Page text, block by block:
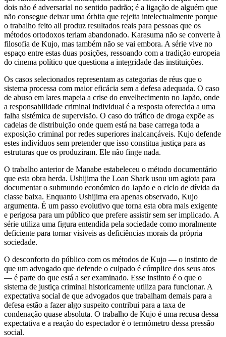
dois não é adversarial no sentido padrão; é a ligação de alguém que
não consegue deixar uma órbita que rejeita intelectualmente porque
o trabalho feito ali produz resultados reais para pessoas que os
métodos ortodoxos teriam abandonado. Karasuma não se converte à
filosofia de Kujo, mas também não se vai embora. A série vive no
espaço entre estas duas posições, ressoando com a tradição europeia
do cinema político que questiona a integridade das instituições.
Os casos selecionados representam as categorias de réus que o
sistema processa com maior eficácia sem a defesa adequada. O caso
de abuso em lares mapeia a crise do envelhecimento no Japão, onde
a responsabilidade criminal individual é a resposta oferecida a uma
falha sistémica de supervisão. O caso do tráfico de droga expõe as
cadeias de distribuição onde quem está na base carrega toda a
exposição criminal por redes superiores inalcançáveis. Kujo defende
estes indivíduos sem pretender que isso constitua justiça para as
estruturas que os produziram. Ele não finge nada.
O trabalho anterior de Manabe estabeleceu o método documentário
que esta obra herda. Ushijima the Loan Shark usou um agiota para
documentar o submundo económico do Japão e o ciclo de dívida da
classe baixa. Enquanto Ushijima era apenas observado, Kujo
argumenta. É um passo evolutivo que torna esta obra mais exigente
e perigosa para um público que prefere assistir sem ser implicado. A
série utiliza uma figura entendida pela sociedade como moralmente
deficiente para tornar visíveis as deficiências morais da própria
sociedade.
O desconforto do público com os métodos de Kujo — o instinto de
que um advogado que defende o culpado é cúmplice dos seus atos
— é parte do que está a ser examinado. Esse instinto é o que o
sistema de justiça criminal historicamente utiliza para funcionar. A
expectativa social de que advogados que trabalham demais para a
defesa estão a fazer algo suspeito contribui para a taxa de
condenação quase absoluta. O trabalho de Kujo é uma recusa dessa
expectativa e a reação do espectador é o termómetro dessa pressão
social.